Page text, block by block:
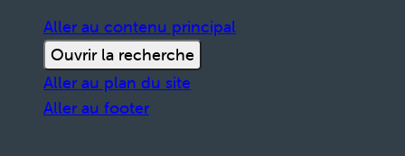
Aller au contenu principal
Ouvrir la recherche
Aller au plan du site
Aller au footer